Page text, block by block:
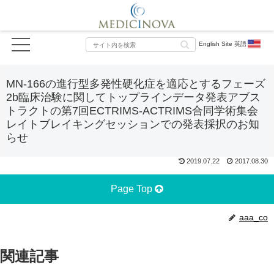
English Site 英語
MN-166の進行型多発性硬化症を適応とするフェーズ
2b臨床治験に関してトップラインデータ発表アブス
トラクトの第7回ECTRIMS-ACTRIMS合同学術集会
レイトブレイキングセッションでの発表採択のお知
らせ
2019.07.22 2017.08.30
Page Top
aaa_co
関連記事